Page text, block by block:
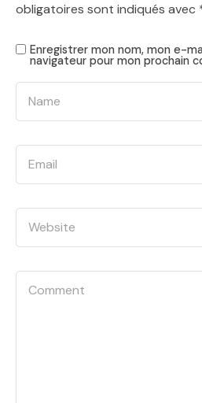
obligatoires sont indiqués avec
Enregistrer mon nom, mon e-
navigateur pour mon prochain